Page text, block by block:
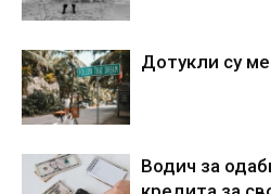
Дотукли су
Водич за